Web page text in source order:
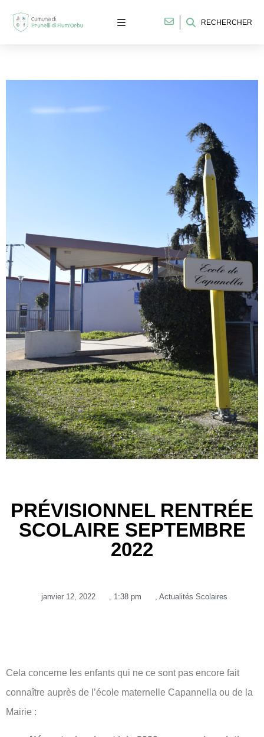
RECHERCHER
PRÉVISIONNEL RENTRÉE
SCOLAIRE SEPTEMBRE
2022
janvier 12, 2022 1:38 pm Actualités Scolaires
Cela concerne les enfants qui ne ce sont pas encore fait
connaître auprès de l’école maternelle Capannella ou de la
Mairie :